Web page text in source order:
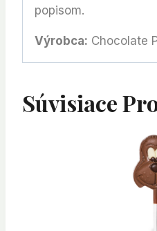
popisom.
Výrobca: Chocolate
Súvisiace